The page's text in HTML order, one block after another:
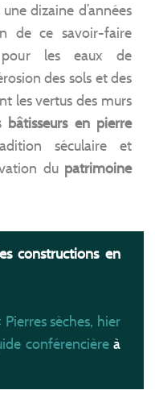
dizaine d’années
de ce savoir-faire
pour les eaux de
des sols et des
les vertus des murs
bâtisseurs en pierre
séculaire et
du patrimoine
constructions en
sèches, hier
conférencièreà